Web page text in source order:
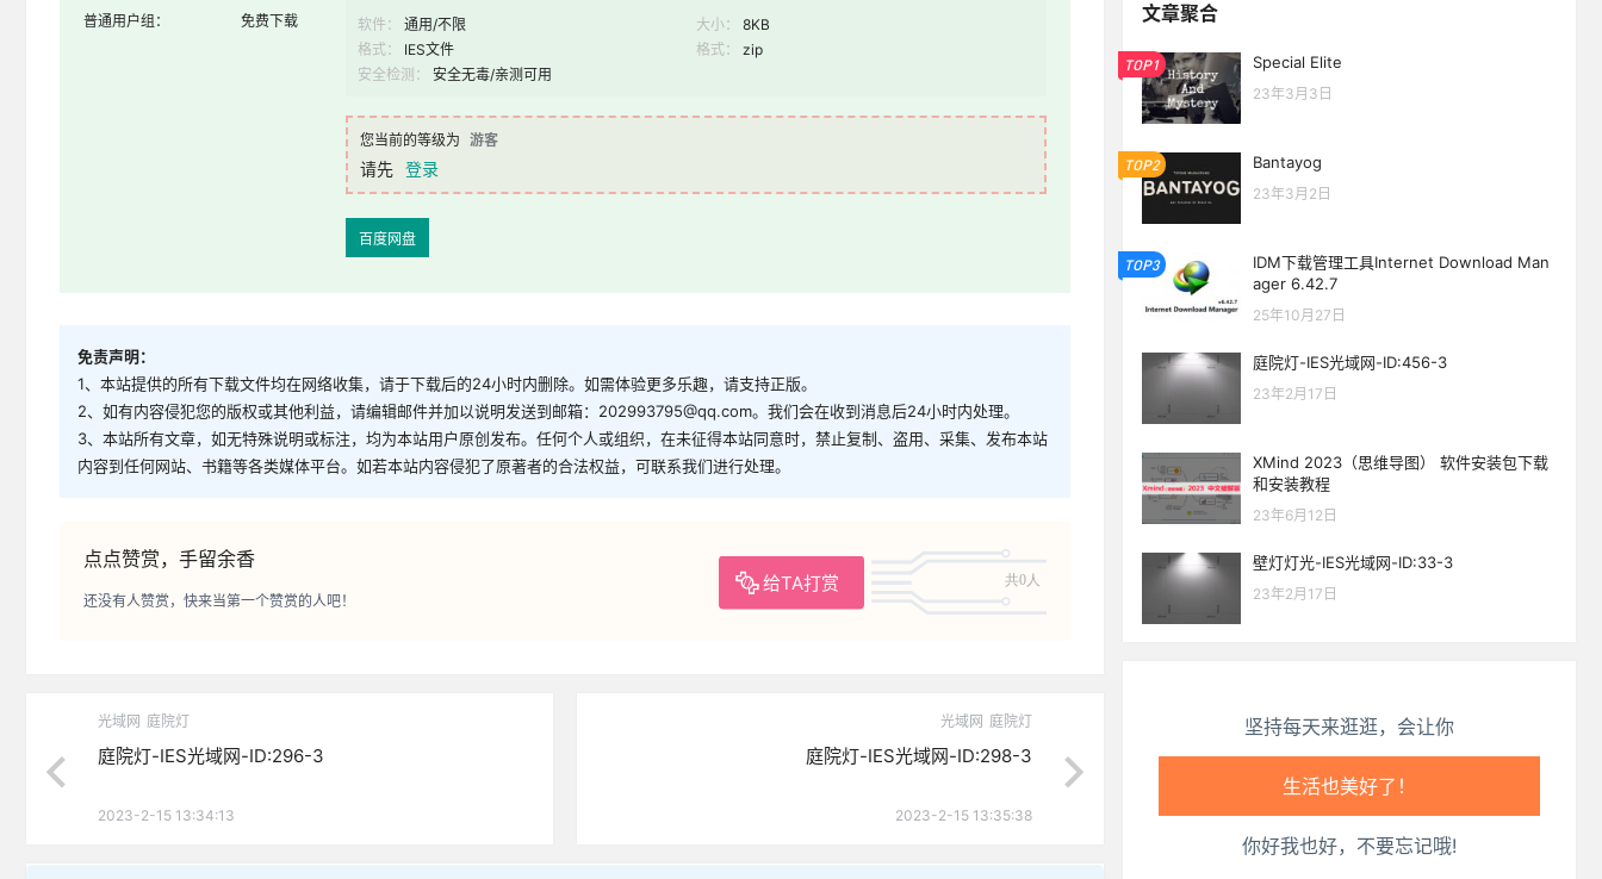
普通用户组： 免费下载 软件： 通用/不限 大小：
8KB
格式：
IES文件 格式：
zip
安全检测：
安全无毒/亲测可用
您当前的等级为 游客
请先 登录
百度网盘
免责声明：
1、本站提供的所有下载文件均在网络收集，请于下载后的24小时内删除。如需体验更多乐趣，请支持正版。
2、如有内容侵犯您的版权或其他利益，请编辑邮件并加以说明发送到邮箱：202993795@qq.com。我们会在收到消息后24小时内处理。
3、本站所有文章，如无特殊说明或标注，均为本站用户原创发布。任何个人或组织，在未征得本站同意时，禁止复制、盗用、采集、发布本站
内容到任何网站、书籍等各类媒体平台。如若本站内容侵犯了原著者的合法权益，可联系我们进行处理。
点点赞赏，手留余香
给TA打赏 共0人
还没有人赞赏，快来当第一个赞赏的人吧！
光域网 庭院灯
庭院灯-IES光域网-ID:296-3
2023-2-15 13:34:13
光域网 庭院灯
庭院灯-IES光域网-ID:298-3
2023-2-15 13:35:38
文章聚合
TOP1 Special Elite
23年3月3日
TOP2 Bantayog
23年3月2日
TOP3
IDM下载管理工具Internet Download Man
ager 6.42.7
25年10月27日
庭院灯-IES光域网-ID:456-3
23年2月17日
XMind 2023（思维导图） 软件安装包下载
和安装教程
23年6月12日
壁灯灯光-IES光域网-ID:33-3
23年2月17日
坚持每天来逛逛，会让你
生活也美好了！
走路也有劲了！
腰也不酸了！
工作也轻松了！
你好我也好，不要忘记哦!